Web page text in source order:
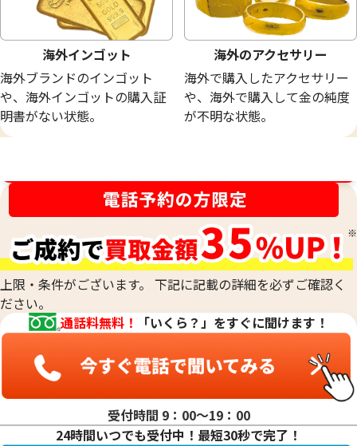
海外インゴット
海外ブランドのインゴット
や、海外インゴットの購入証
明書がない状態。
海外のアクセサリー
海外で購入したアクセサリー
や、海外で購入して金の純度
が不明な状態。
上限・条件がございます。 下記に記載の詳細を必ずご確認く
ださい。
通話料無料！
「いくら？」をすぐに聞けます！
受付時間 9：00〜19：00
24時間いつでも受付中！最短30秒で完了！